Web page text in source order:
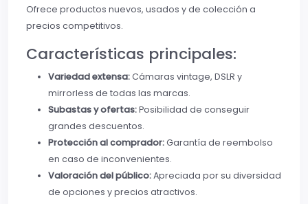
Ofrece productos nuevos, usados y de colección a
precios competitivos.
Características principales:
Variedad extensa:Cámaras vintage, DSLR y
mirrorless de todas las marcas.
Subastas y ofertas:Posibilidad de conseguir
grandes descuentos.
Protección al comprador:Garantía de reembolso
en caso de inconvenientes.
Valoración del público:Apreciada por su diversidad
de opciones y precios atractivos.